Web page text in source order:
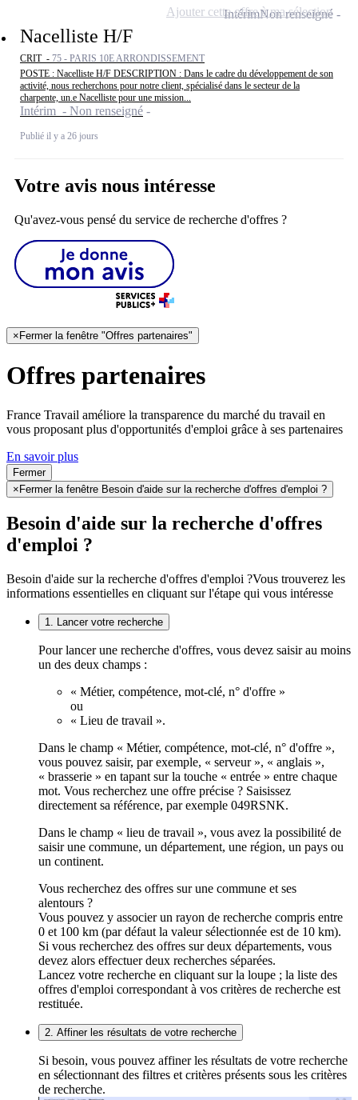
Nacelliste H/F
CRIT - 75 - PARIS 10E ARRONDISSEMENT
POSTE : Nacelliste H/F DESCRIPTION : Dans le cadre du développement de son
activité, nous recherchons pour notre client, spécialisé dans le secteur de la
charpente, un.e Nacelliste pour une mission...
Intérim - Non renseigné
Publié il y a 26 jours
IntérimNon renseigné
Ajouter cette offre à ma sélection
Votre avis nous intéresse
Qu'avez-vous pensé du service de recherche d'offres ?
×Fermer la fenêtre "Offres partenaires"
Offres partenaires
France Travail améliore la transparence du marché du travail en
vous proposant plus d'opportunités d'emploi grâce à ses partenaires
En savoir plus
Fermer
×Fermer la fenêtre Besoin d'aide sur la recherche d'offres d'emploi ?
Besoin d'aide sur la recherche d'offres
d'emploi ?
Besoin d'aide sur la recherche d'offres d'emploi ?Vous trouverez les
informations essentielles en cliquant sur l'étape qui vous intéresse
1. Lancer votre recherche
Pour lancer une recherche d'offres, vous devez saisir au moins
un des deux champs :
« Métier, compétence, mot-clé, n° d'offre »
ou
« Lieu de travail ».
Dans le champ « Métier, compétence, mot-clé, n° d'offre »,
vous pouvez saisir, par exemple, « serveur », « anglais »,
« brasserie » en tapant sur la touche « entrée » entre chaque
mot. Vous recherchez une offre précise ? Saisissez
directement sa référence, par exemple 049RSNK.
Dans le champ « lieu de travail », vous avez la possibilité de
saisir une commune, un département, une région, un pays ou
un continent.
Vous recherchez des offres sur une commune et ses
alentours ?
Vous pouvez y associer un rayon de recherche compris entre
0 et 100 km (par défaut la valeur sélectionnée est de 10 km).
Si vous recherchez des offres sur deux départements, vous
devez alors effectuer deux recherches séparées.
Lancez votre recherche en cliquant sur la loupe ; la liste des
offres d'emploi correspondant à vos critères de recherche est
restituée.
2. Affiner les résultats de votre recherche
Si besoin, vous pouvez affiner les résultats de votre recherche
en sélectionnant des filtres et critères présents sous les critères
de recherche.